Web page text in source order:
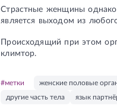
Страстные женщины однако
является выходом из
Происходящий при этом
климтор.
#метки женские половые
другие часть тела
язык